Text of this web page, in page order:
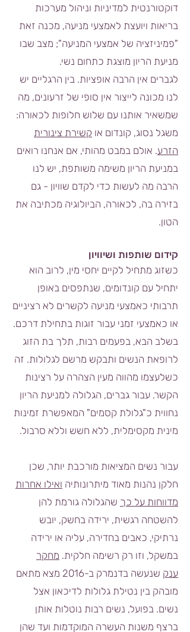
דוקטורנטית למדיניות וניהול מערכות
בריאות ויועצת לאמצעי מניעה, מכנה זאת
"פמיניזציה של אמצעי המניעה"; מצב שבו
מניעת הריון מוצגת כתחום נשי.
לגברים אין הרבה אופציות. בין הרגליים יש
לנו מכונה לייצור אין סופי של זרעונים, מה
שמשאיר אותנו עם שלוש חלופות לכאורה:
משגל נסוג, קונדום או קשירת צינורית
הזרע. אולם במבט מהותי, אם אנחנו רואים
במניעת הריון משימה משותפת, יש לנו
הרבה מה לעשות כדי לקדם שוויון - גם
בזירה בה, לכאורה, הביולוגיה מכתיבה את
הטון.
קידום שותפות ושיוויון
כשזוג מתחיל לקיים יחסי מין, לרוב הוא
יתחיל עם קונדומים, שנתפסים באופן
תרבותי כאמצעי מניעה לקשרים לא רציניים
או כאמצעי זמני עבור זוגות בתחילת דרכם.
בשלב הבא, בפעמים רבות, תלך בת הזוג
לרופאת הנשים ותבקש מרשם לגלולות. זה
כשלעצמו מהווה מעין הצהרה על רצינות
הקשר. עבור גברים, הגלולה למניעת הריון
נחווית כ"גלולת קסמים" המאפשרת זמינות
מינית מקסימלית, ללא חשש וללא סרבול.
עבור נשים המציאות מורכבת יותר, שכן
חלקן נהנות מאוד מיתרונותיה ואילו אחרות
מדווחות על כך שהגלולה גורמת להן
להשטחה רגשית, ירידה בחשק, יובש
נרתיקי, כאבים בחדירה, עליה או ירידה
במשקל, וזו רק רשימה חלקית. מחקר
ענק
שנעשה בדנמרק ב-2016 מצא מתאם
מובהק בין נטילת גלולות לדיכאון אצל
נשים. בפועל, נשים רבות נוטלות אותן
ברצף משנות העשרה המוקדמות ועד שהן